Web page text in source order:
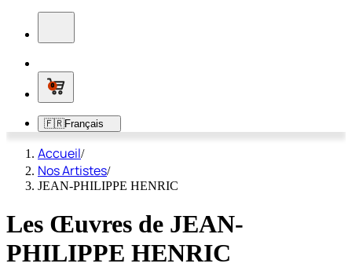
0
🇫🇷Français
Accueil/
Nos Artistes/
JEAN-PHILIPPE HENRIC
Les Œuvres de JEAN-
PHILIPPE HENRIC